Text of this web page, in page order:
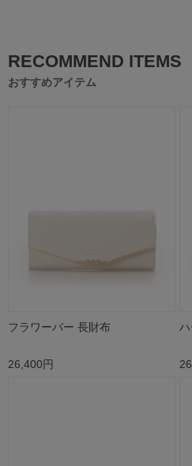
RECOMMEND ITEMS
おすすめアイテム
フラワーバー 長財布
26,400円